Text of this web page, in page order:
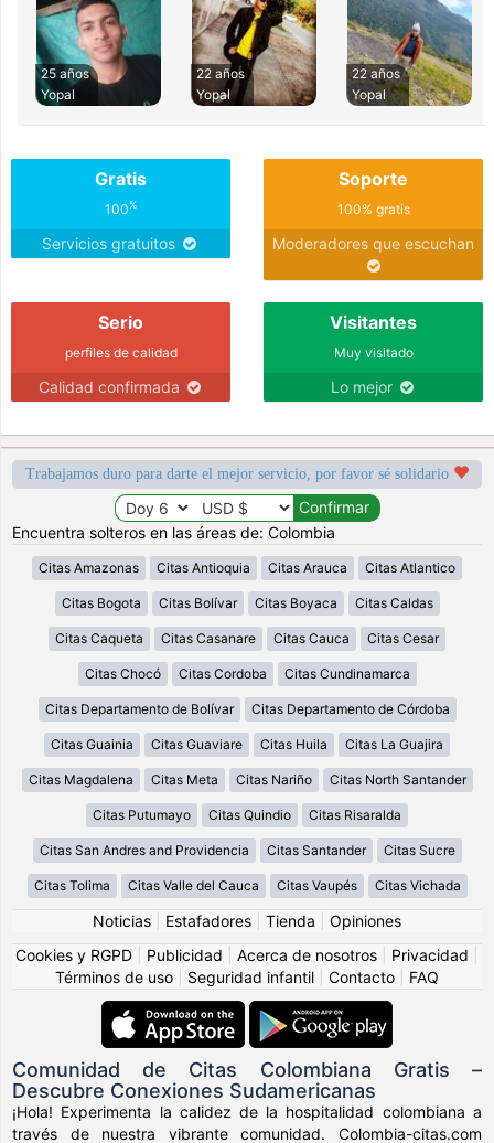
25 años
Yopal
22 años
Yopal
22 años
Yopal
Gratis
100%
Servicios gratuitos
Soporte
100% gratis
Moderadores que escuchan
Serio
perfiles de calidad
Calidad confirmada
Visitantes
Muy visitado
Lo mejor
Trabajamos duro para darte el mejor servicio, por favor sé solidario
Encuentra solteros en las áreas de: Colombia
Citas Amazonas Citas Antioquia Citas Arauca Citas Atlantico
Citas Bogota Citas Bolívar Citas Boyaca Citas Caldas
Citas Caqueta Citas Casanare Citas Cauca Citas Cesar
Citas Chocó Citas Cordoba Citas Cundinamarca
Citas Departamento de Bolívar Citas Departamento de Córdoba
Citas Guainia Citas Guaviare Citas Huila Citas La Guajira
Citas Magdalena Citas Meta Citas Nariño Citas North Santander
Citas Putumayo Citas Quindio Citas Risaralda
Citas San Andres and Providencia Citas Santander Citas Sucre
Citas Tolima Citas Valle del Cauca Citas Vaupés Citas Vichada
Noticias Estafadores Tienda
Opiniones
Cookies y RGPD
Publicidad Acerca de nosotros Privacidad
Términos de uso
Seguridad infantil Contacto FAQ
Comunidad de Citas Colombiana Gratis –
Descubre Conexiones Sudamericanas
¡Hola! Experimenta la calidez de la hospitalidad colombiana a
través de nuestra vibrante comunidad. Colombia-citas.com